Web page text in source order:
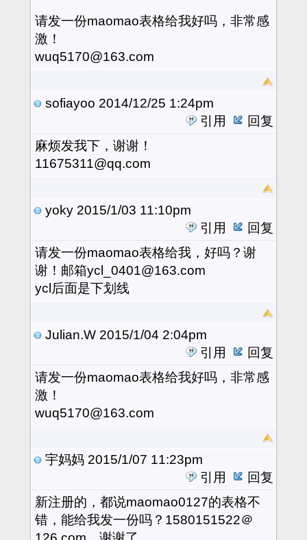
请发一份maomao表格给我好吗，非常感
激！
wuq5170@163.com
sofiayoo 2014/12/25 1:24pm
引用
回复
麻烦发我下，谢谢！
11675311@qq.com
yoky 2015/1/03 11:10pm
引用
回复
请发一份maomao表格给我，好吗？谢
谢！邮箱ycl_0401@163.com
ycl后面是下划线
Julian.W 2015/1/04 2:04pm
引用
回复
请发一份maomao表格给我好吗，非常感
激！
wuq5170@163.com
宇妈妈 2015/1/07 11:23pm
引用
回复
新注册的，都说maomao0127的表格不
错，能给我发一份吗？1580151522＠